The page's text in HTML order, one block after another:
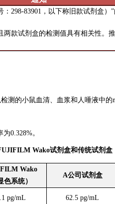
298-83901，以下称旧款试剂盒）”
款试剂盒的检测值具有相关性。
的小鼠血清、血浆和人唾液中的
0.328%。
Wako试剂盒和传统试剂盒
Wako
色系统）
A公司试剂盒
pg/mL 62.5 pg/mL